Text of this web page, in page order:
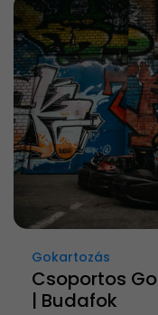
Gokartozás
Csoportos
| Budafok